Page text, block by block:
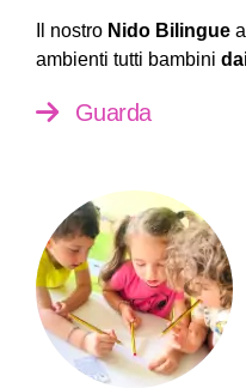
Il nostro Nido Bilingue
ambienti tutti bambini
Guarda